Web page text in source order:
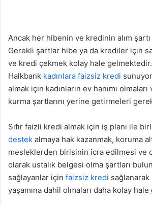
Ancak her hibenin ve kredinin alım şartı
Gerekli şartlar hibe ya da krediler için
ve kredi çekmek kolay hale
Halkbank kadınlara faizsiz kredi
almak için kadınların ev hanımı
kurma şartlarını yerine getirmeleri
Sıfır faizli kredi almak için iş planı ile
destek almaya hak kazanmak, koruma
mesleklerden birisinin icra edilmesi ve
olarak ustalık belgesi olma şartları
sağlayanlar için faizsiz kredi sağlanarak
yaşamına dahil olmaları daha kolay